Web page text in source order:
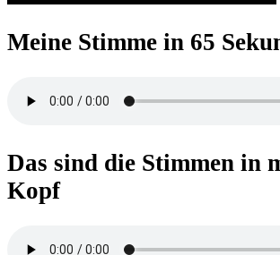
Meine Stimme in 65
Das sind die Stimmen in
Kopf